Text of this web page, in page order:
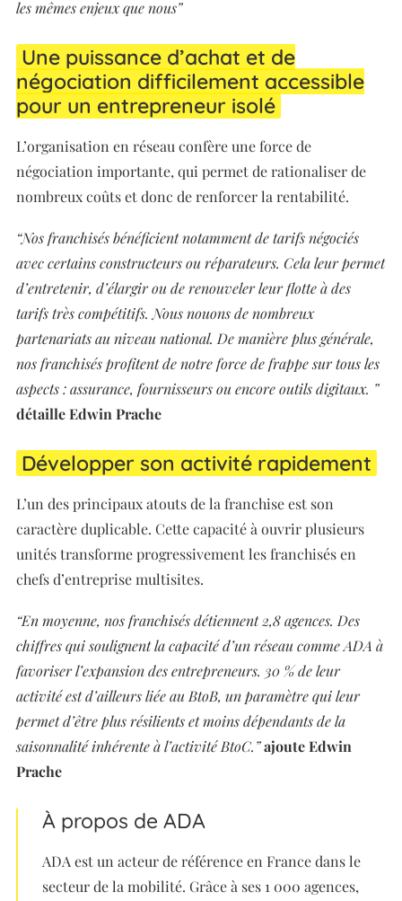
les mêmes enjeux que nous”
Une puissance d’achat et de
négociation difficilement accessible
pour un entrepreneur isolé
L’organisation en réseau confère une force de
négociation importante, qui permet de rationaliser de
nombreux coûts et donc de renforcer la rentabilité.
“Nos franchisés bénéficient notamment de tarifs négociés
avec certains constructeurs ou réparateurs. Cela leur permet
d’entretenir, d’élargir ou de renouveler leur flotte à des
tarifs très compétitifs. Nous nouons de nombreux
partenariats au niveau national. De manière plus générale,
nos franchisés profitent de notre force de frappe sur tous les
aspects : assurance, fournisseurs ou encore outils digitaux. ”
détaille Edwin Prache
Développer son activité rapidement
L’un des principaux atouts de la franchise est son
caractère duplicable. Cette capacité à ouvrir plusieurs
unités transforme progressivement les franchisés en
chefs d’entreprise multisites.
“En moyenne, nos franchisés détiennent 2,8 agences. Des
chiffres qui soulignent la capacité d’un réseau comme ADA à
favoriser l’expansion des entrepreneurs. 30 % de leur
activité est d’ailleurs liée au BtoB, un paramètre qui leur
permet d’être plus résilients et moins dépendants de la
saisonnalité inhérente à l’activité BtoC.”ajouteEdwin
Prache
À propos de ADA
ADA est un acteur de référence en France dans le
secteur de la mobilité. Grâce à ses 1 000 agences,